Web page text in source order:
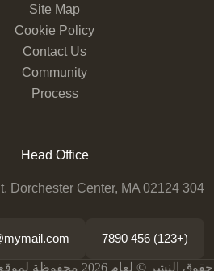
Site Map
Cookie Policy
Contact Us
Community
Process
Head Office
304 North Cardinal St. Dorchester Center, MA 02124
(+123) 456 7890